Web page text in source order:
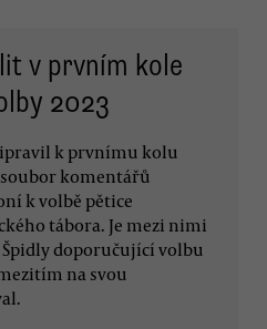
v prvním kole
2023
k prvnímu kolu
komentářů
k volbě pětice
tábora. Je mezi nimi
doporučující volbu
na svou